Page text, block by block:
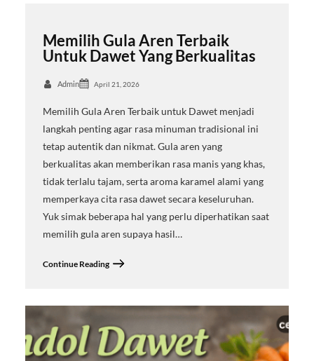
Memilih Gula Aren Terbaik
Untuk Dawet Yang Berkualitas
Admin April 21, 2026
Memilih Gula Aren Terbaik untuk Dawet menjadi
langkah penting agar rasa minuman tradisional ini
tetap autentik dan nikmat. Gula aren yang
berkualitas akan memberikan rasa manis yang khas,
tidak terlalu tajam, serta aroma karamel alami yang
memperkaya cita rasa dawet secara keseluruhan.
Yuk simak beberapa hal yang perlu diperhatikan saat
memilih gula aren supaya hasil…
Continue Reading